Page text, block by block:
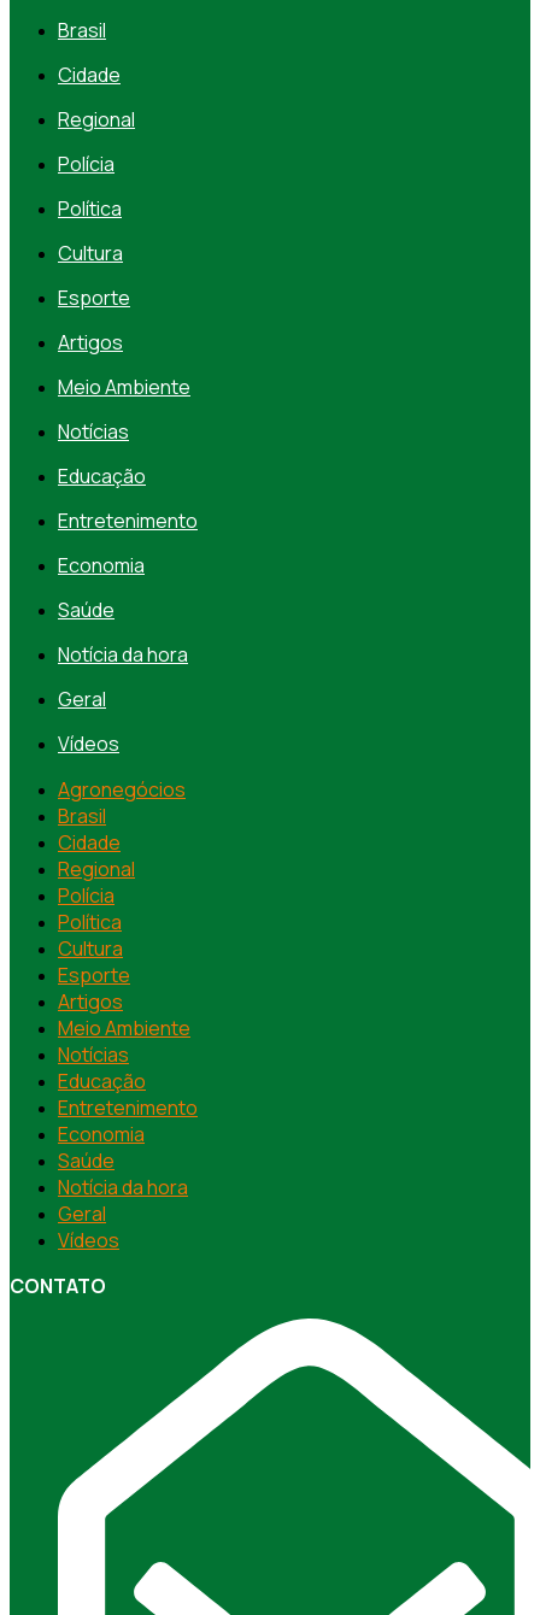
Brasil
Cidade
Regional
Polícia
Política
Cultura
Esporte
Artigos
Meio Ambiente
Notícias
Educação
Entretenimento
Economia
Saúde
Notícia da hora
Geral
Vídeos
Agronegócios
Brasil
Cidade
Regional
Polícia
Política
Cultura
Esporte
Artigos
Meio Ambiente
Notícias
Educação
Entretenimento
Economia
Saúde
Notícia da hora
Geral
Vídeos
CONTATO